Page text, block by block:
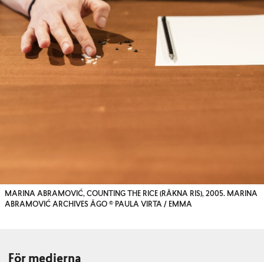
MARINA ABRAMOVIĆ, COUNTING THE RICE (RÄKNA RIS), 2005. MARINA
ABRAMOVIĆ ARCHIVES ÄGO © PAULA VIRTA / EMMA
För medierna